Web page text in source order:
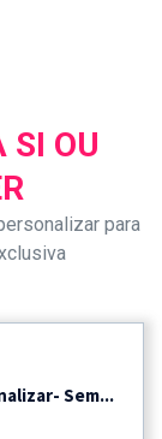
SI OU
para
Sem...